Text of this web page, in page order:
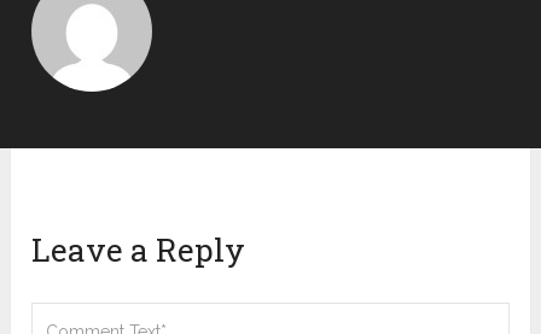
Leave a Reply